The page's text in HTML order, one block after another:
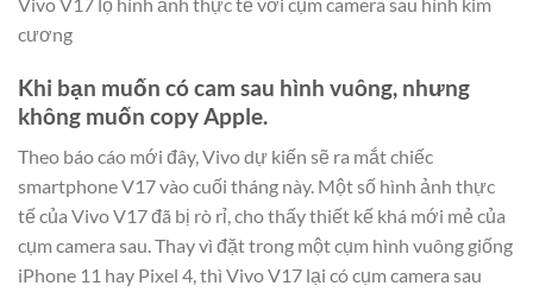
cương
Khi bạn muốn có cam sau hình vuông, nhưng
không muốn copy Apple.
Theo báo cáo mới đây, Vivo dự kiến sẽ ra mắt chiếc
smartphone V17 vào cuối tháng này. Một số hình ảnh thực
tế của Vivo V17 đã bị rò rỉ, cho thấy thiết kế khá mới mẻ của
cụm camera sau. Thay vì đặt trong một cụm hình vuông giống
iPhone 11 hay Pixel 4, thì Vivo V17 lại có cụm camera sau